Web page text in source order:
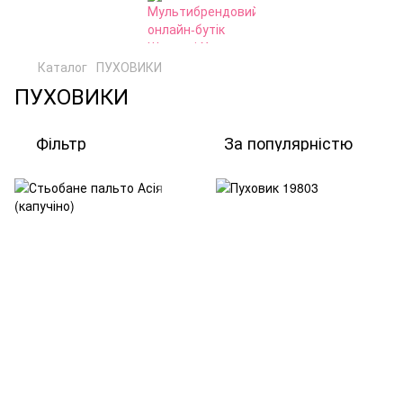
Каталог ПУХОВИКИ
ПУХОВИКИ
Фільтр За популярністю